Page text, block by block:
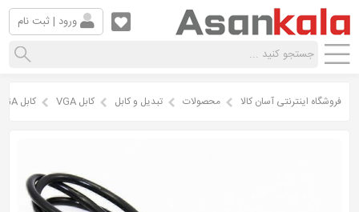
ورود | ثبت نام
فروشگاه اینترنتی آسان کالا محصولات تبدیل و کابل کابل VGA کابل VGA مخصوص مانیتور